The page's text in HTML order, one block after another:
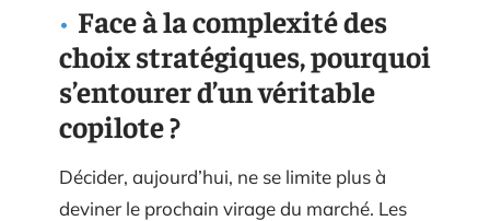
Face à la complexité des
choix stratégiques, pourquoi
s’entourer d’un véritable
copilote ?
Décider, aujourd’hui, ne se limite plus à
deviner le prochain virage du marché. Les